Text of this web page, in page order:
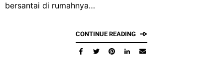
bersantai di rumahnya…
CONTINUE READING